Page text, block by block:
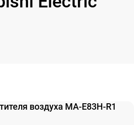
воздуха MA-E83H-R1